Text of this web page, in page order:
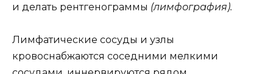
и делать рентгенограммы (лимфография).
Лимфатические сосуды и узлы
кровоснабжаются соседними мелкими